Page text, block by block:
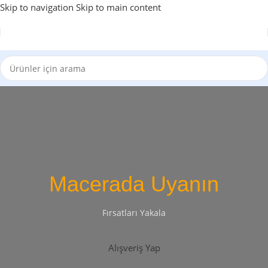
Skip to navigation Skip to main content
Macerada Uyanın
Fırsatları Yakala
Alışveriş Yap